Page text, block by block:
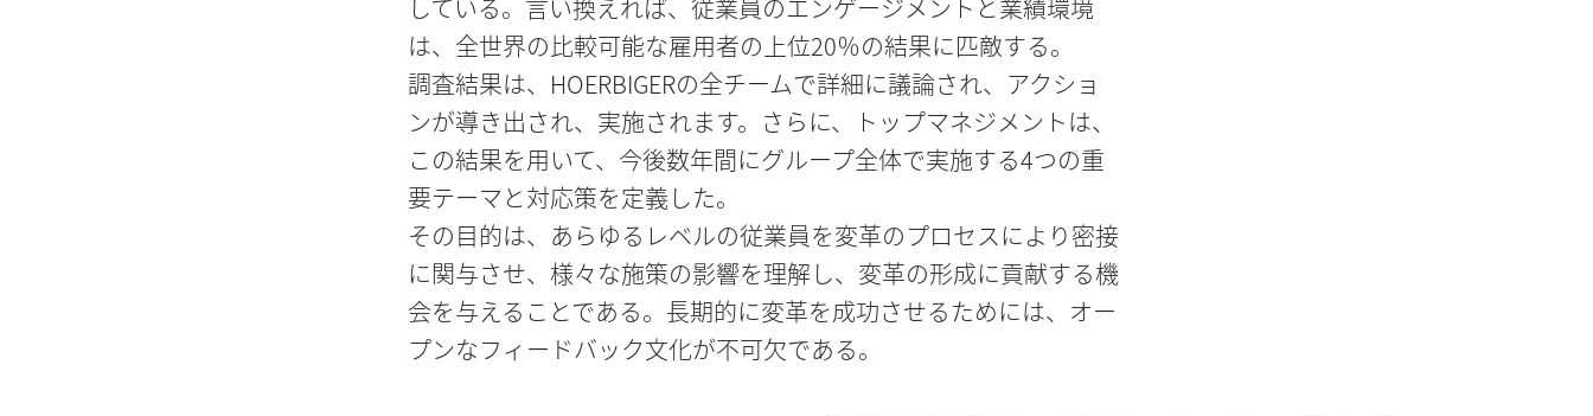
している。言い換えれば、従業員のエンゲージメントと業績環境
は、全世界の比較可能な雇用者の上位20％の結果に匹敵する。
調査結果は、HOERBIGERの全チームで詳細に議論され、アクショ
ンが導き出され、実施されます。さらに、トップマネジメントは、
この結果を用いて、今後数年間にグループ全体で実施する4つの重
要テーマと対応策を定義した。
その目的は、あらゆるレベルの従業員を変革のプロセスにより密接
に関与させ、様々な施策の影響を理解し、変革の形成に貢献する機
会を与えることである。長期的に変革を成功させるためには、オー
プンなフィードバック文化が不可欠である。